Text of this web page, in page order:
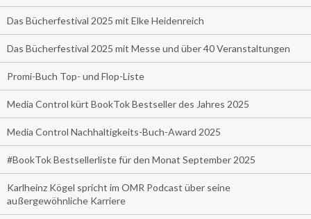
Das Bücherfestival 2025 mit Elke Heidenreich
Das Bücherfestival 2025 mit Messe und über 40 Veranstaltungen
Promi-Buch Top- und Flop-Liste
Media Control kürt BookTok Bestseller des Jahres 2025
Media Control Nachhaltigkeits-Buch-Award 2025
#BookTok Bestsellerliste für den Monat September 2025
Karlheinz Kögel spricht im OMR Podcast über seine
außergewöhnliche Karriere